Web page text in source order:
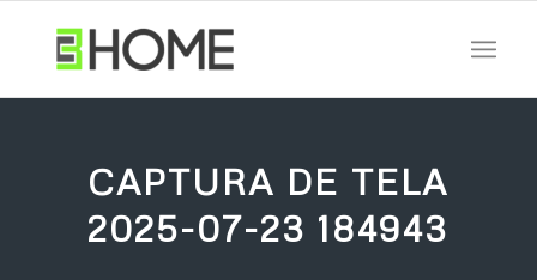
CAPTURA DE TELA
2025-07-23 184943